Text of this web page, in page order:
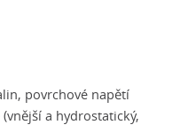
povrchové napětí
a hydrostatický,